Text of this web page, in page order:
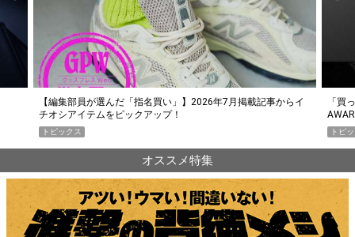
「買って損なし」の極上スマホ5選【GoodsPress 2026上半期
AWARD】
トピックス
薄着
PR
オススメ特集